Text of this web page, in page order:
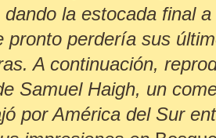
la estocada final
pronto perdería sus
A continuación,
Samuel Haigh, un
por América del Sur